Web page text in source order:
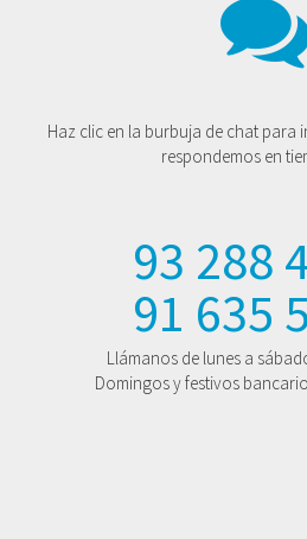
Haz clic en la burbuja de chat para
respondemos en
93 288
91 635
Llámanos de lunes a
Domingos y festivos